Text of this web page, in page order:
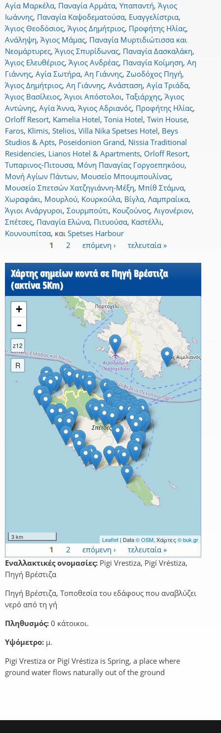
Αγία Μαρκέλα, Παναγία Αρμάτα, Υπαπαντή, Άγιος
Ιωάννης, Παναγία Καψοδεματούσα, Ευαγγελίστρια,
Άγιος Θεοδόσιος, Άγιος Δημήτριος, Προφήτης Ηλίας,
Ανάληψη, Άγιος Μάμας, Παναγία Μυρτιδιώτισσα και
Νεομάρτυρες, Άγιος Σπυρίδωνας, Παναγία Δασκαλάκη,
Άγιος Ελευθέριος, Άγιος Ανδρέας, Παναγία Κοίμηση, Αη
Γιάννης, Αγία Σωτήρα, Αη Γιάννης, Ζωοδόχος Πηγή,
Άγιος Δημήτριος, Αη Γιάννης, Ανάσταση, Αγία Τριάδα,
Άγιος Βασίλειος, Άγιοι Απόστολοι, Ταξιάρχης, Άγιος
Αντώνης, Αγία Άννα, Άγιος Αδριανός, Προφήτης Ηλίας,
Orloff Resort, Kamelia Hotel, Tonia Hotel, Twin House,
Faros, Klimis, Stelios, Villa Nika Spetses Hotel, Beys
Studios & Apts, Poseidonion Grand, Nissia Traditional
Residencies, Lianos Hotel & Apartments, Orloff Resort,
Τυπαρινος-Πιτουσα, Μόνη Παναγίας Γοργοεπηκόου,
Μονή Αγίων Πάντων, Μουσείο Μπουμπουλίνας,
Μουσείο Σπετσών Χατζηγιάννη-Μέξη, Μπίθ Στάμνα,
Χωραφάκι, Μουρλού, Κουρκούλα, Βίγλα, Λαμπραίικα,
Άγιοι Ανάργυροι, Σουρμπούτι, Κουζούνος, Λιγονέριον,
Σπέτσες, Παναγία Ελώνα, Πιτυούσα, Καστέλλι,
Κουνουπίτσα, και Spetses Harbour
1 2 επόμενη › τελευταία »
Χάρτης σημείων κοντά σε Πηγή Βρέστιζα
(ακτίνα 5Km)
+
-
z12
R
3 km Leaflet | Data© OSM, Χάρτες © buk.gr
Σελίδες
1 2 επόμενη ›
τελευταία »
Εναλλακτικές ονομασίες: Pigi Vrestiza, Pigí Vréstiza,
Πηγή Βρέστιζα
Πηγή Βρέστιζα, Τοποθεσία του εδάφους που αναβλύζει
νερό από τη γή
Πληθυσμός: 0 κάτοικοι.
Υψόμετρο: μ.
Pigi Vrestiza or Pigí Vréstiza is Spring, a place where
ground water flows naturally out of the ground